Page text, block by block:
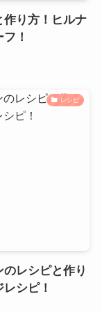
作り方！ヒルナ
！
レシピ
レシピと作り
シピ！